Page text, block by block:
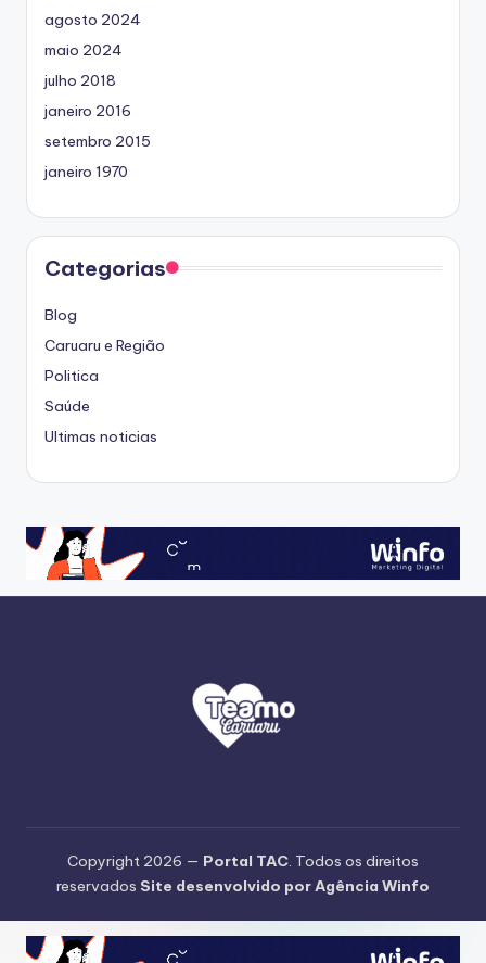
agosto 2024
maio 2024
julho 2018
janeiro 2016
setembro 2015
janeiro 1970
Categorias
Blog
Caruaru e Região
Politica
Saúde
Ultimas noticias
Copyright 2026 — Portal TAC. Todos os direitos
reservados Site desenvolvido por Agência Winfo